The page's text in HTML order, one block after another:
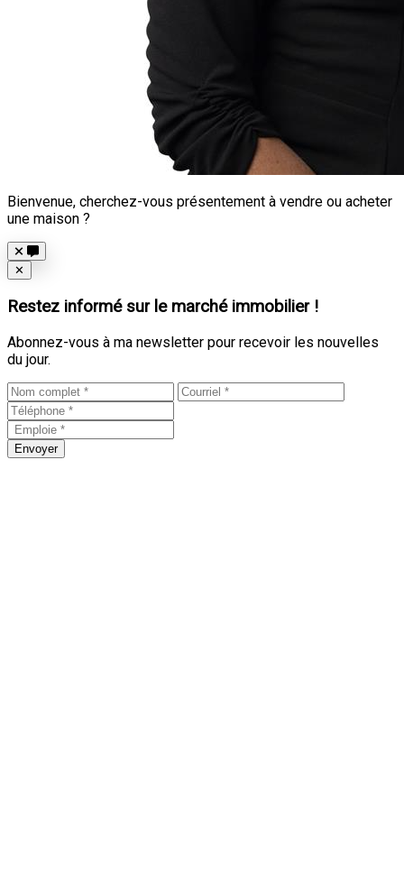
Bienvenue, cherchez-vous présentement à vendre ou acheter
une maison ?
Close
✕
Restez informé sur le marché immobilier !
Abonnez-vous à ma newsletter pour recevoir les nouvelles
du jour.
Envoyer